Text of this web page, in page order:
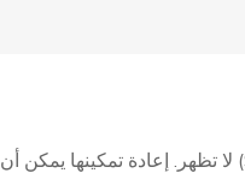
قد تكون ميزة المهام المتعددة معطلة على جهاز iPad الخاص بك إذا كانت ميزة تقسيم الشاشة (Split View) لا تظهر. إعادة تمكينها يمكن أن